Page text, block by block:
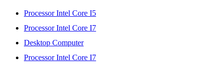
Processor Intel Core I5
Processor Intel Core I7
Desktop Computer
Processor Intel Core I7